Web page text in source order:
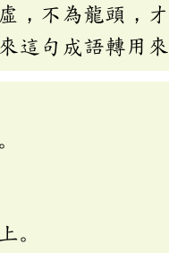
，不為龍頭，
這句成語轉用
。